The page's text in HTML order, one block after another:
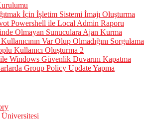
İçin İşletim Sistemi İmajı Oluşturma
Powershell ile Local Admin Raporu
Olmayan Sunuculara Ajan Kurma
Var Olup Olmadığını Sorgulama
Kullanıcı Oluşturma 2
Windows Güvenlik Duvarını Kapatma
Group Policy Update Yapma